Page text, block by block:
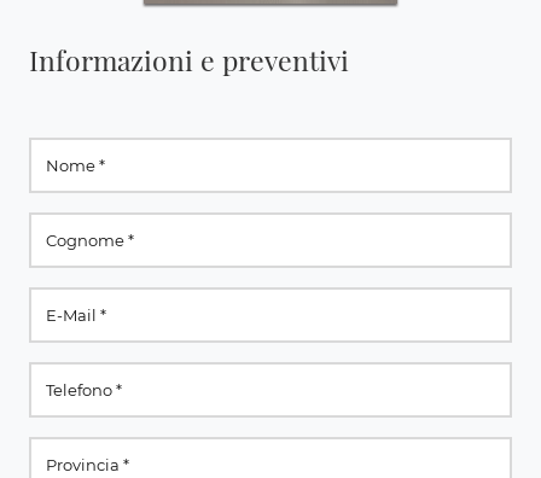
Informazioni e preventivi